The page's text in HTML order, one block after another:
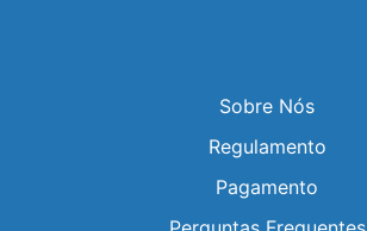
Sobre Nós
Regulamento
Pagamento